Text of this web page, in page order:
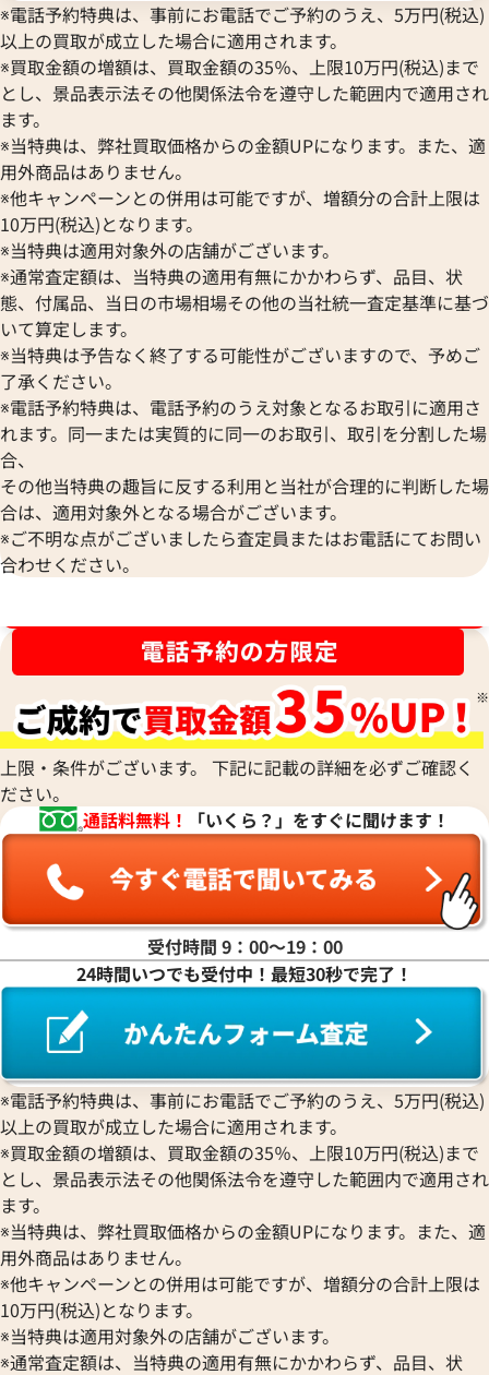
ドルチェ&ガッバーナ ショルダーバッグ
ハラコ
参考買取価格
21,000円
2026年2月3日時点
ステラマッカート
バッグ スエード
2026年7月3日時点
フェンディ プチトゥージュール ハンドバ
19,000円
2026年7月13日時点
ヴィヴィアンウエ
15,000
2026年7月17日時
※電話予約特典は、事前にお電話でご予約のうえ、5万円(税込)
以上の買取が成立した場合に適用されます。
※買取金額の増額は、買取金額の35％、上限10万円(税込)まで
とし、景品表示法その他関係法令を遵守した範囲内で適用され
ます。
※当特典は、弊社買取価格からの金額UPになります。また、適
用外商品はありません。
※他キャンペーンとの併用は可能ですが、増額分の合計上限は
10万円(税込)となります。
※当特典は適用対象外の店舗がございます。
※通常査定額は、当特典の適用有無にかかわらず、品目、状
態、付属品、当日の市場相場その他の当社統一査定基準に基づ
いて算定します。
※当特典は予告なく終了する可能性がございますので、予めご
了承ください。
※電話予約特典は、電話予約のうえ対象となるお取引に適用さ
れます。同一または実質的に同一のお取引、取引を分割した場
合、
その他当特典の趣旨に反する利用と当社が合理的に判断した場
合は、適用対象外となる場合がございます。
※ご不明な点がございましたら査定員またはお電話にてお問い
合わせください。
上限・条件がございます。 下記に記載の詳細を必ずご確認く
ださい。
通話料無料！
「いくら？」をすぐに聞けます！
受付時間 9：00〜19：00
24時間いつでも受付中！最短30秒で完了！
※電話予約特典は、事前にお電話でご予約のうえ、5万円(税込)
以上の買取が成立した場合に適用されます。
※買取金額の増額は、買取金額の35％、上限10万円(税込)まで
とし、景品表示法その他関係法令を遵守した範囲内で適用され
ます。
※当特典は、弊社買取価格からの金額UPになります。また、適
用外商品はありません。
※他キャンペーンとの併用は可能ですが、増額分の合計上限は
10万円(税込)となります。
※当特典は適用対象外の店舗がございます。
※通常査定額は、当特典の適用有無にかかわらず、品目、状